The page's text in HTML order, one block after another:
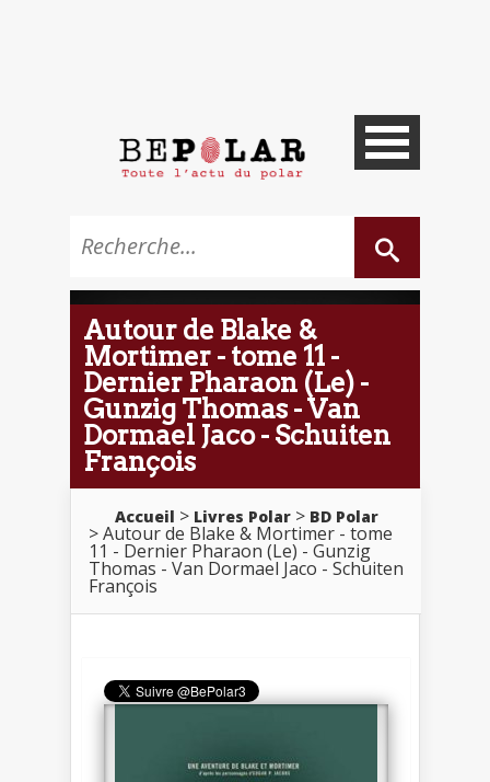
Autour de Blake &
Mortimer - tome 11 -
Dernier Pharaon (Le) -
Gunzig Thomas - Van
Dormael Jaco - Schuiten
François
Accueil Livres Polar BD Polar
Autour de Blake & Mortimer - tome
11 - Dernier Pharaon (Le) - Gunzig
Thomas - Van Dormael Jaco - Schuiten
François